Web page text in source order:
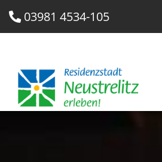
03981 4534-105